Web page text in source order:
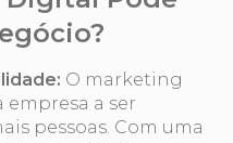
O marketing
empresa a ser
pessoas. Com uma